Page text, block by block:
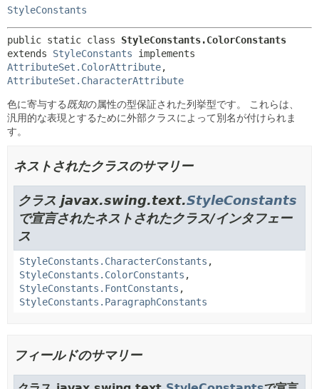
ヘルプ
StyleConstants
public static class StyleConstants.ColorConstants
extends StyleConstants
AttributeSet.ColorAttribute
AttributeSet.CharacterAttribute
色に寄与する既知の属性の型保証された列挙型です。
これらは、
汎用的な表現とするために外部クラスによって別名が付けられま
す。
ネストされたクラスのサマリー
クラス javax.swing.text.StyleConstants
で宣言されたネストされたクラス/インタフェー
ス
StyleConstants.CharacterConstants ,
StyleConstants.ColorConstants ,
StyleConstants.FontConstants ,
StyleConstants.ParagraphConstants
フィールドのサマリー